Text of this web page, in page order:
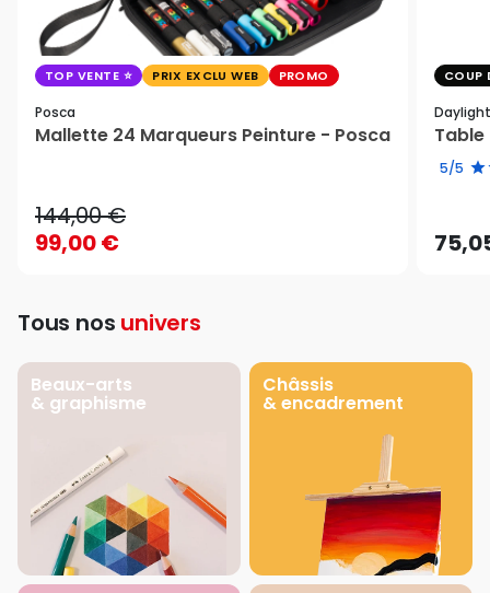
TOP VENTE PRIX EXCLU WEB PROMO
Posca
Mallette 24 Marqueurs Peinture - Posca
144,00 €
99,00 €
COUP
Daylight
Table
5/5
Tous nos univers
Beaux-arts
& graphisme
Châssis
& encadrement